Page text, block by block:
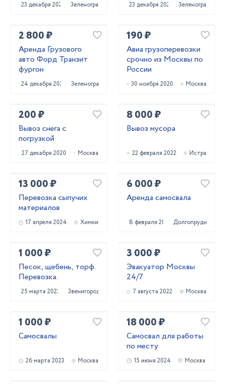
23 декабря 2020 Зеленоград 23 декабря 2020 Зеленоград
2 800 ₽
Аренда Грузового
авто Форд Транзит
фургон
24 декабря 2020 Зеленоград
190 ₽
Авиа грузоперевозки
срочно из Москвы по
России
30 ноября 2020 Москва
200 ₽
Вывоз снега с
погрузкой
27 декабря 2020 Москва
8 000 ₽
Вывоз мусора
22 февраля 2022 Истра
13 000 ₽
Перевозка сыпучих
материалов
17 апреля 2024 Химки
6 000 ₽
Аренда самосвала
8 февраля 2022 Долгопрудный
1 000 ₽
Песок, щебень, торф.
Перевозка.
25 марта 2023 Звенигород
3 000 ₽
Эвакуатор Москвы
24/7
7 августа 2022 Москва
1 000 ₽
Самосвалы
26 марта 2023 Москва
18 000 ₽
Самосвал для работы
по месту
15 июня 2024 Москва